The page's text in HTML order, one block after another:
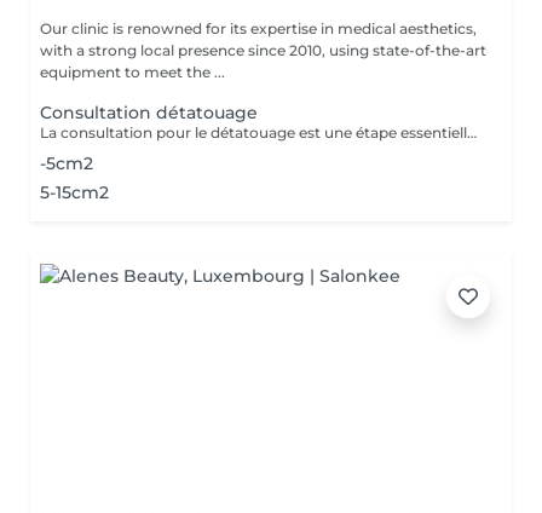
Our clinic is renowned for its expertise in medical aesthetics,
with a strong local presence since 2010, using state-of-the-art
equipment to meet the ...
Consultation détatouage
La consultation pour le détatouage est une étape essentielle avant le traitement. Elle permet d'évaluer la taille, les couleurs et la profondeur du tatouage, ainsi que le type de peau du patient. Le professionnel explique le déroulement du traitement, le nombre de séances nécessaires et les éventuels effets secondaires. C'est aussi le moment pour poser toutes vos questions et discuter des attentes en termes de résultats
-5cm2
5-15cm2